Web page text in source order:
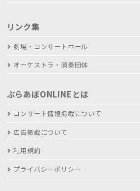
リンク集
劇場・コンサートホール
オーケストラ・演奏団体
ぶらあぼONLINEとは
コンサート情報掲載について
広告掲載について
利用規約
プライバシーポリシー